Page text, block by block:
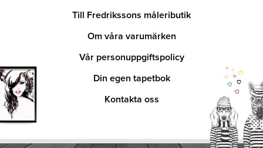
Till Fredrikssons måleributik
Om våra varumärken
Vår personuppgiftspolicy
Din egen tapetbok
Kontakta oss